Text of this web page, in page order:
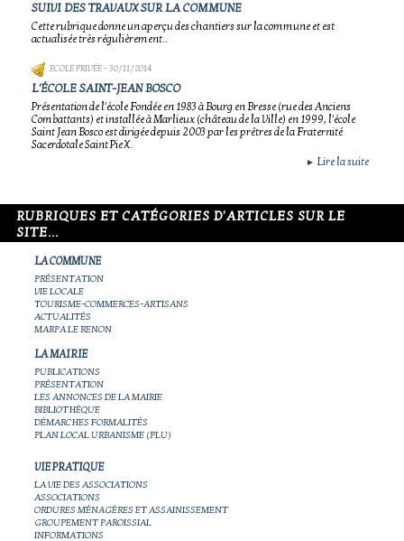
SUIVI DES TRAVAUX SUR LA COMMUNE
Cette rubrique donne un aperçu des chantiers sur la commune et est
actualisée très régulièrement..
ECOLE PRIVÉE- 30/11/2014
L'ÉCOLE SAINT-JEAN BOSCO
Présentation de l'école Fondée en 1983 à Bourg en Bresse (rue des Anciens
Combattants) et installée à Marlieux (château de la Ville) en 1999, l'école
Saint Jean Bosco est dirigée depuis 2003 par les prêtres de la Fraternité
Sacerdotale Saint Pie X.
► Lire la suite
RUBRIQUES ET CATÉGORIES D'ARTICLES SUR LE
SITE...
LA COMMUNE
PRÉSENTATION
VIE LOCALE
TOURISME-COMMERCES-ARTISANS
ACTUALITÉS
MARPA LE RENON
LA MAIRIE
PUBLICATIONS
PRÉSENTATION
LES ANNONCES DE LA MAIRIE
BIBLIOTHÈQUE
DÉMARCHES FORMALITÉS
PLAN LOCAL URBANISME (PLU)
VIE PRATIQUE
LA VIE DES ASSOCIATIONS
ASSOCIATIONS
ORDURES MÉNAGÈRES ET ASSAINISSEMENT
GROUPEMENT PAROISSIAL
INFORMATIONS